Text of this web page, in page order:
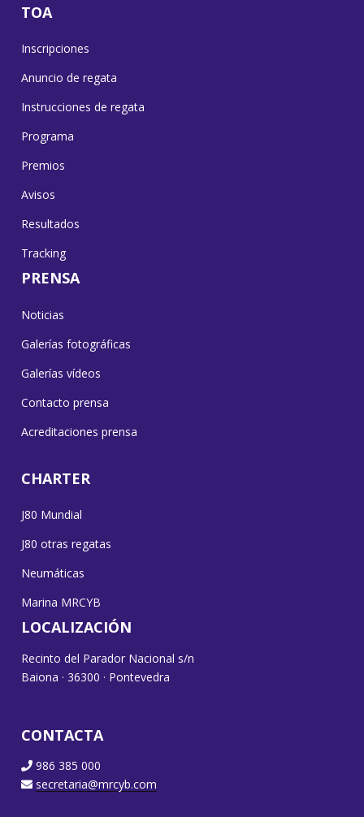
TOA
Inscripciones
Anuncio de regata
Instrucciones de regata
Programa
Premios
Avisos
Resultados
Tracking
PRENSA
Noticias
Galerías fotográficas
Galerías vídeos
Contacto prensa
Acreditaciones prensa
CHARTER
J80 Mundial
J80 otras regatas
Neumáticas
Marina MRCYB
LOCALIZACIÓN
Recinto del Parador Nacional s/n
Baiona · 36300 · Pontevedra
CONTACTA
986 385 000
secretaria@mrcyb.com